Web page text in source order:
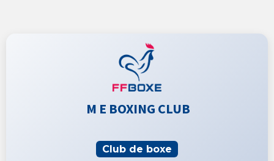
M E BOXING CLUB
Club de boxe